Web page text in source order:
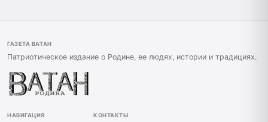
ГАЗЕТА ВАТАН
Патриотическое издание о Родине, ее людях, истории и традициях.
НАВИГАЦИЯ КОНТАКТЫ